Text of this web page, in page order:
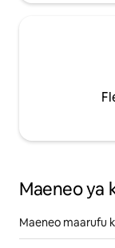
Maeneo ya
Maeneo maarufu